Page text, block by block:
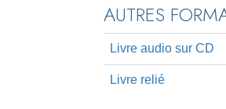
AUTRES
Livre audio sur CD
Livre relié